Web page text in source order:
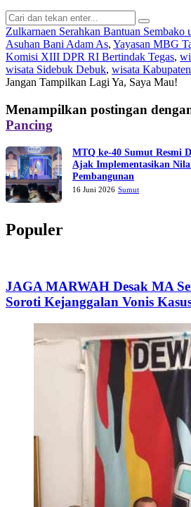
Zulkarnaen Serahkan Bantuan
Asuhan Bani Adam As, Yayasan MBG
Komisi XIII DPR RI Bertindak Tegas,
wisata Sidebuk Debuk, wisata
Jangan Tampilkan LagiYa, Saya Mau!
Menampilkan postingan
Pancing
MTQ ke-40 Sumut Resmi
Ajak Implementasikan
Pembangunan
16 Juni 2026 Sumut
Populer
JAGA MARWAH Desak MA
Soroti Kejanggalan Vonis